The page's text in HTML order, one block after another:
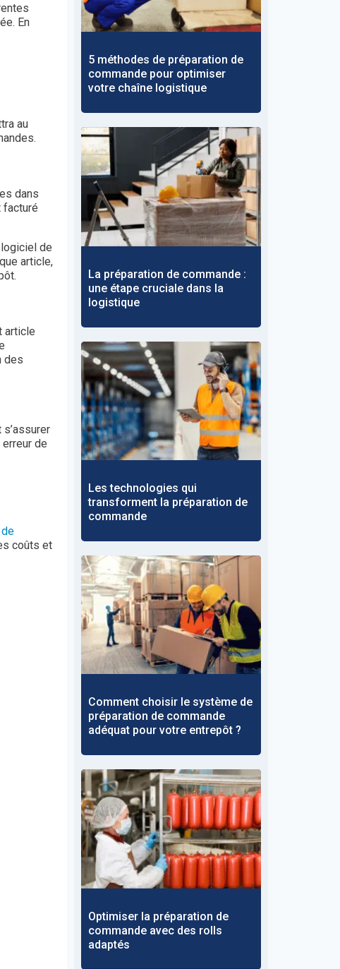
En
au
dans
facturé
de
article,
article
des
de
coûts et
5 méthodes de préparation de
commande pour optimiser
votre chaîne logistique
La préparation de commande :
une étape cruciale dans la
logistique
Les technologies qui
transforment la préparation de
commande
Comment choisir le système de
préparation de commande
adéquat pour votre entrepôt ?
Optimiser la préparation de
commande avec des rolls
adaptés